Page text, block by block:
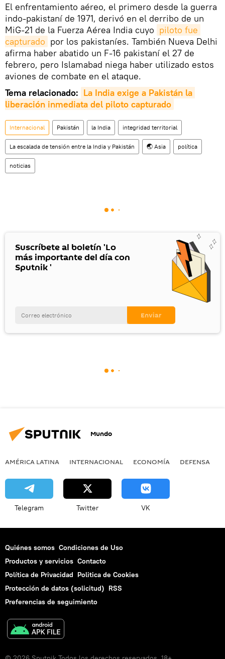
El enfrentamiento aéreo, el primero desde la guerra
indo-pakistaní de 1971, derivó en el derribo de un
MiG-21 de la Fuerza Aérea India cuyo piloto fue
capturado por los pakistaníes. También Nueva Delhi
afirma haber abatido un F-16 pakistaní el 27 de
febrero, pero Islamabad niega haber utilizado estos
aviones de combate en el ataque.
Tema relacionado: La India exige a Pakistán la
liberación inmediata del piloto capturado
Internacional Pakistán la India integridad territorial
La escalada de tensión entre la India y Pakistán 🌏 Asia política
noticias
Suscríbete al boletín 'Lo
más importante del día con
Sputnik '
Mundo
AMÉRICA LATINA INTERNACIONAL ECONOMÍA DEFENSA
Telegram Twitter VK
Quiénes somos Condiciones de Uso
Productos y servicios Contacto
Política de Privacidad Politica de Cookies
Protección de datos (solicitud) RSS
Preferencias de seguimiento